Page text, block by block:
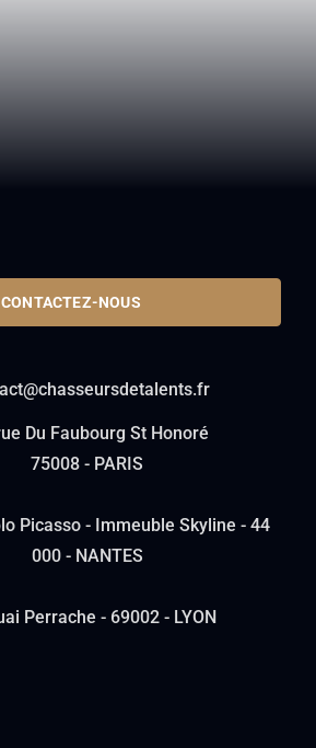
CONTACTEZ-NOUS
Du Faubourg St Honoré
75008 - PARIS
Picasso - Immeuble Skyline - 44
000 - NANTES
Perrache - 69002 - LYON